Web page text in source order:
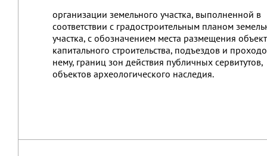
организации земельного участка, выполненной в
соответствии с градостроительным планом
участка, с обозначением места размещения
капитального строительства, подъездов и
нему, границ зон действия публичных сервитутов,
объектов археологического наследия.